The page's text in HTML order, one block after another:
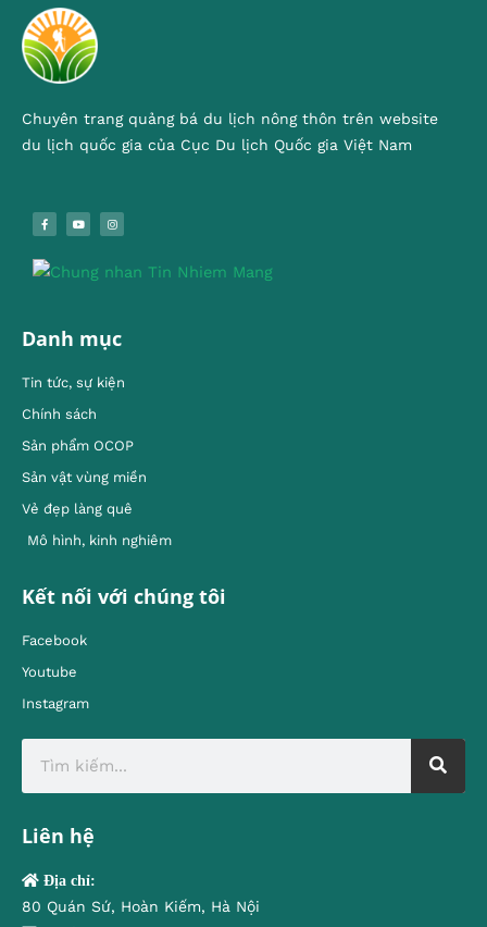
Chuyên trang quảng bá du lịch nông thôn trên website
du lịch quốc gia của Cục Du lịch Quốc gia Việt Nam
Danh mục
Tin tức, sự kiện
Chính sách
Sản phẩm OCOP
Sản vật vùng miền
Vẻ đẹp làng quê
Mô hình, kinh nghiêm
Kết nối với chúng tôi
Facebook
Youtube
Instagram
Liên hệ
Địa chỉ:
80 Quán Sứ, Hoàn Kiếm, Hà Nội